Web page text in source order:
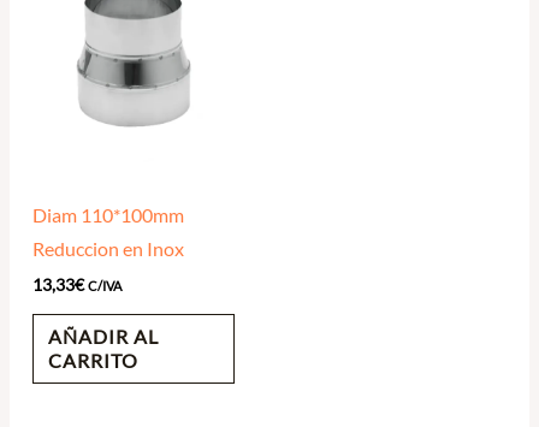
Diam 110*100mm
Reduccion en Inox
13,33€ C/IVA
AÑADIR AL
CARRITO